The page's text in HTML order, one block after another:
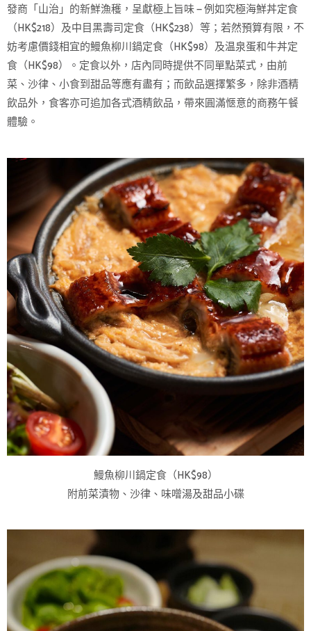
發商「山治」的新鮮漁穫，呈獻極上旨味 — 例如究極海鮮丼定食
（HK$218）及中目黑壽司定食（HK$238）等；若然預算有限，不
妨考慮價錢相宜的鰻魚柳川鍋定食（HK$98）及温泉蛋和牛丼定
食（HK$98）。定食以外，店內同時提供不同單點菜式，由前
菜、沙律、小食到甜品等應有盡有；而飲品選擇繁多，除非酒精
飲品外，食客亦可追加各式酒精飲品，帶來圓滿愜意的商務午餐
體驗。
鰻魚柳川鍋定食（HK$98）
附前菜漬物、沙律、味噌湯及甜品小碟